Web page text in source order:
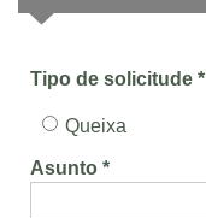
Tipo de solicitude *
Queixa
Asunto *